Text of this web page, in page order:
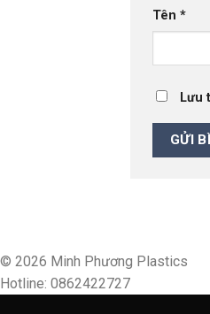
Tên *
Lưu
© 2026 Minh Phương Plastics
Hotline: 0862422727